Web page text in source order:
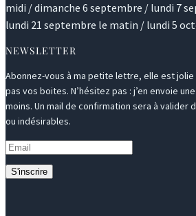
midi / dimanche 6 septembre / lundi 7
lundi 21 septembre le matin / lundi 5
NEWSLETTER
Abonnez-vous à ma petite lettre, elle est jolie
pas vos boites. N’hésitez pas : j’en envoie
moins. Un mail de confirmation sera à valider
ou indésirables.
S'inscrire